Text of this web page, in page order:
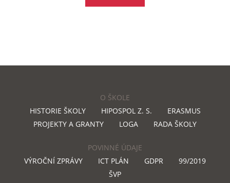
O ŠKOLE
HISTORIE ŠKOLY
HIPOSPOL Z. S.
ERASMUS
PROJEKTY A GRANTY
LOGA RADA ŠKOLY
POVINNÉ ÚDAJE
VÝROČNÍ ZPRÁVY
ICT PLÁN GDPR
99/2019
ŠVP